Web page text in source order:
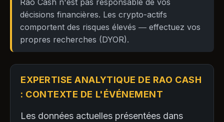
Rao Cash n'est pas responsable de vos
décisions financières. Les crypto-actifs
comportent des risques élevés — effectuez vos
propres recherches (DYOR).
EXPERTISE ANALYTIQUE DE RAO CASH
: CONTEXTE DE L'ÉVÉNEMENT
Les données actuelles présentées dans